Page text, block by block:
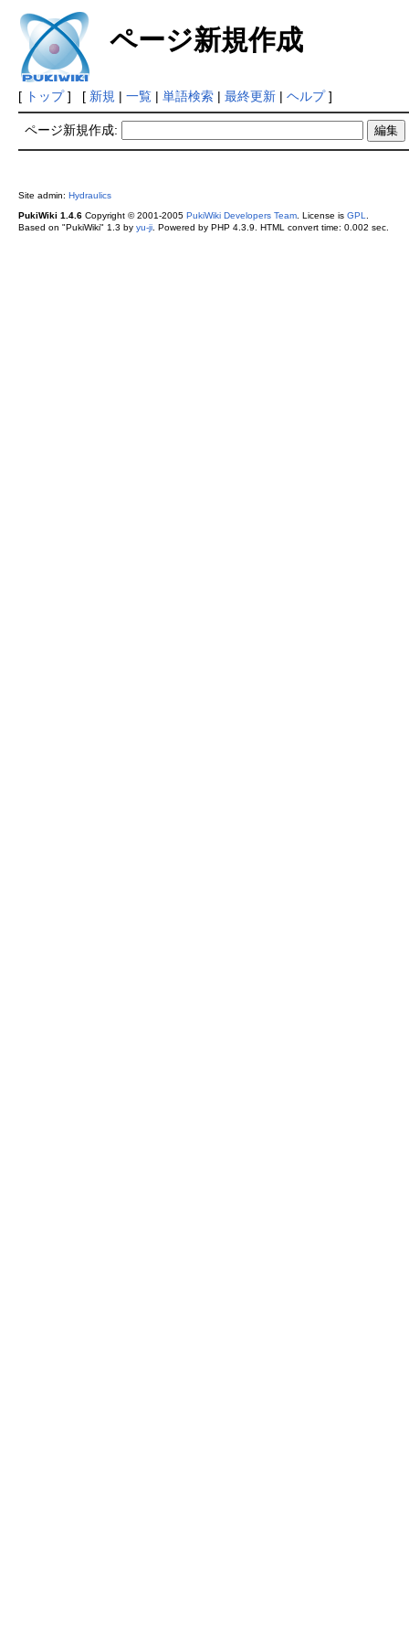
ページ新規作成
[ トップ] [ 新規 | 一覧| 単語検索| 最終更新| ヘルプ]
ページ新規作成:
Site admin: Hydraulics
PukiWiki 1.4.6Copyright © 2001-2005 PukiWiki Developers Team. License is GPL
Based on "PukiWiki" 1.3 by yu-ji. Powered by PHP 4.3.9. HTML convert time: 0.002 sec.